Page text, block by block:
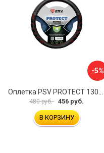
-5%
Оплетка PSV PROTECT 130503
480 руб. 456 руб.
В КОРЗИНУ